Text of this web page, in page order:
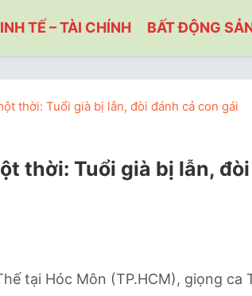
TẾ – TÀI CHÍNH BẤT ĐỘNG
thời: Tuổi già bị lẫn, đòi đánh cả con gái
thời: Tuổi già bị lẫn,
tại Hóc Môn (TP.HCM), giọng ca